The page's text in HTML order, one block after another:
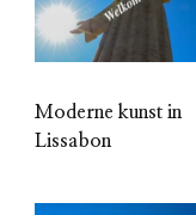
Moderne kunst in
Lissabon